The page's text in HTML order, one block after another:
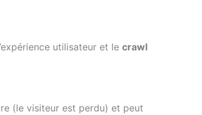
utilisateur et le crawl
(le visiteur est perdu) et peut